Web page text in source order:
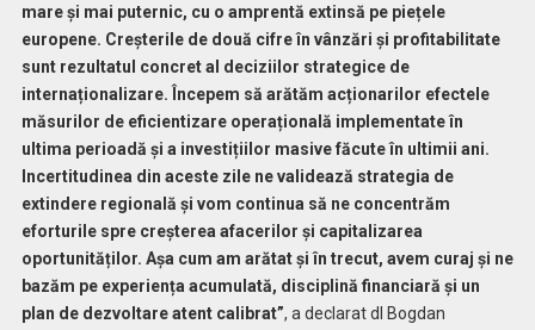
mare și mai puternic, cu o amprentă extinsă pe piețele
europene. Creșterile de două cifre în vânzări și profitabilitate
sunt rezultatul concret al deciziilor strategice de
internaționalizare. Începem să arătăm acționarilor efectele
măsurilor de eficientizare operațională implementate în
ultima perioadă și a investițiilor masive făcute în ultimii ani.
Incertitudinea din aceste zile ne validează strategia de
extindere regională și vom continua să ne concentrăm
eforturile spre creșterea afacerilor și capitalizarea
oportunităților. Așa cum am arătat și în trecut, avem curaj și ne
bazăm pe experiența acumulată, disciplină financiară și un
plan de dezvoltare atent calibrat”, a declarat dl Bogdan